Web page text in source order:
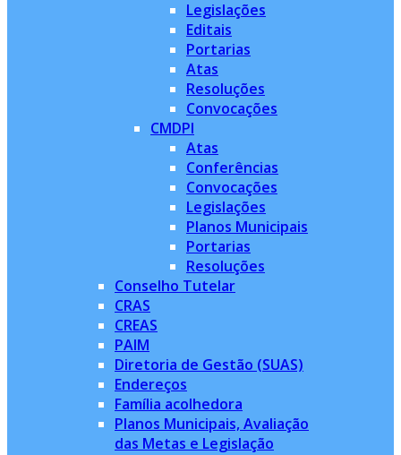
Legislações
Editais
Portarias
Atas
Resoluções
Convocações
CMDPI
Atas
Conferências
Convocações
Legislações
Planos Municipais
Portarias
Resoluções
Conselho Tutelar
CRAS
CREAS
PAIM
Diretoria de Gestão (SUAS)
Endereços
Família acolhedora
Planos Municipais, Avaliação
das Metas e Legislação